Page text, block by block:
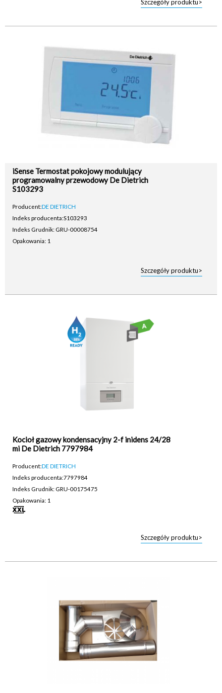
Szczegóły produktu>
iSense Termostat pokojowy modulujący
programowalny przewodowy De Dietrich
S103293
Producent:DE DIETRICH
Indeks producenta:S103293
Indeks Grudnik: GRU-00008754
Opakowania: 1
Szczegóły produktu>
Kocioł gazowy kondensacyjny 2-f inidens 24/28
mi De Dietrich 7797984
Producent:DE DIETRICH
Indeks producenta:7797984
Indeks Grudnik: GRU-00175475
Opakowania: 1
Szczegóły produktu>